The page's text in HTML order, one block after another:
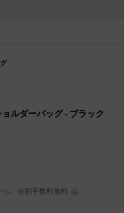
ルダーバッグ- ブラック
。分割手数料無料